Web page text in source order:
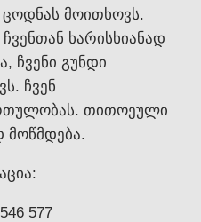
მოითხოვს.
ხარისხიანად
ჩვენი გუნდი
ჩვენ
თითოეული
577